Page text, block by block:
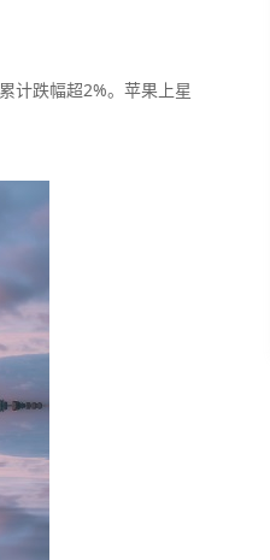
计跌幅超2%。苹果上星澳大利亚ASIC全牌照
（MM）